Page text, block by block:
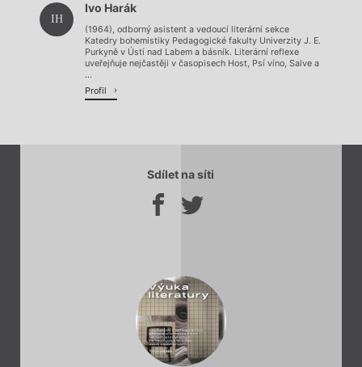
IH
Ivo Harák
(1964), odborný asistent a vedoucí literární sekce
Katedry bohemistiky Pedagogické fakulty Univerzity J. E.
Purkyně v Ústí nad Labem a básník. Literární reflexe
uveřejňuje nejčastěji v časopisech Host, Psí víno, Salve a
...
Profil
Sdílet na síti